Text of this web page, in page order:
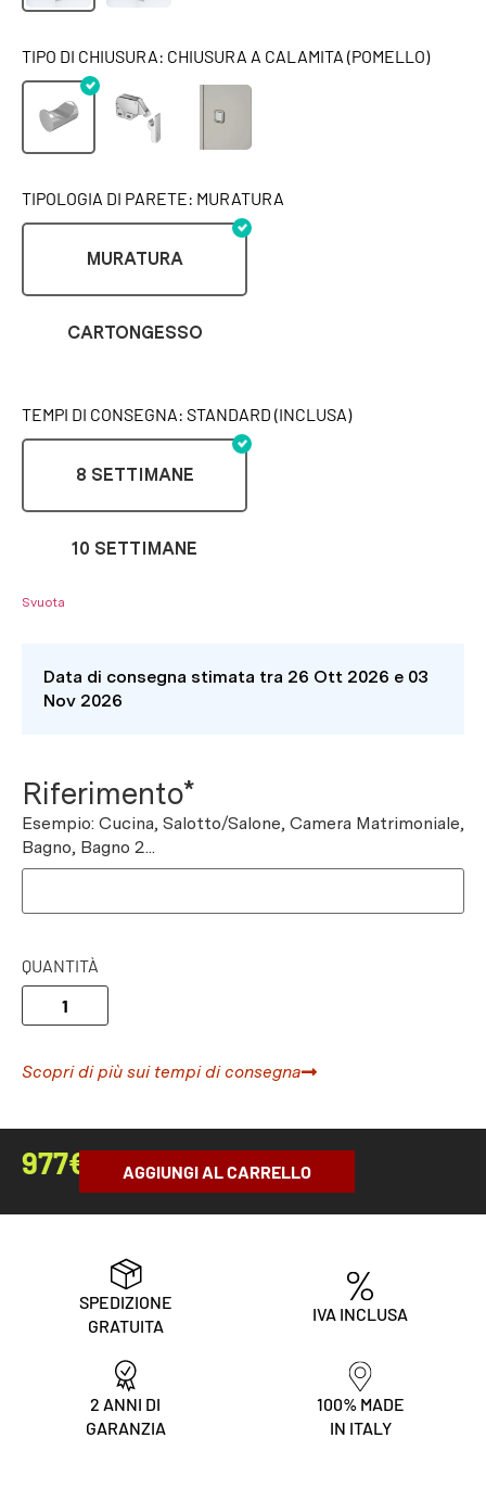
TIPO DI CHIUSURA: CHIUSURA A CALAMITA (POMELLO)
TIPOLOGIA DI PARETE: MURATURA
MURATURA
CARTONGESSO
TEMPI DI CONSEGNA: STANDARD (INCLUSA)
8 SETTIMANE
10 SETTIMANE
Svuota
Data di consegna stimata tra 26 Ott 2026 e 03
Nov 2026
Riferimento*
Esempio: Cucina, Salotto/Salone, Camera Matrimoniale,
Bagno, Bagno 2...
QUANTITÀ
Scopri di più sui tempi di consegna
977€ AGGIUNGI AL CARRELLO
SPEDIZIONE
GRATUITA
IVA INCLUSA
2 ANNI DI
GARANZIA
100% MADE
IN ITALY